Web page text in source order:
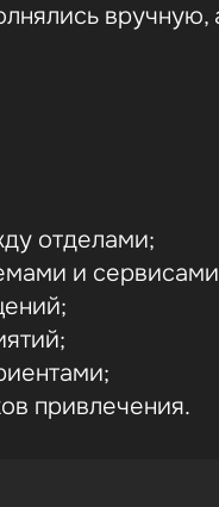
вручную,
отделами;
и
привлечения.